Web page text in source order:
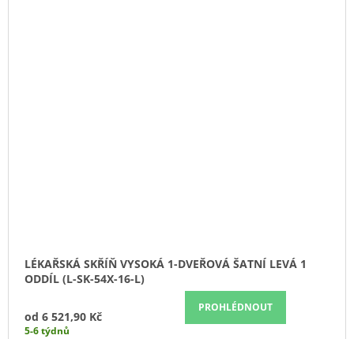
LÉKAŘSKÁ SKŘÍŇ VYSOKÁ 1-DVEŘOVÁ ŠATNÍ LEVÁ 1
ODDÍL (L-SK-54X-16-L)
od 6 521,90 Kč
PROHLÉDNOUT
5-6 týdnů